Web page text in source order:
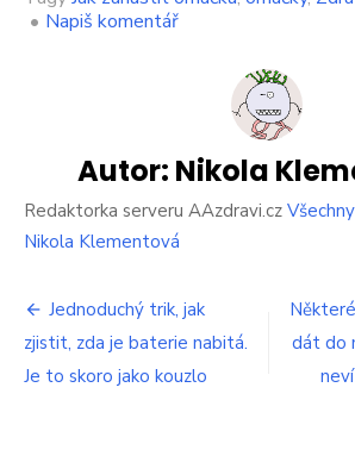
• Napiš komentářon
naučila
pořádně
zahustit
omáčku.
Trvalo
mi
teď
to
všechno
Autor: Nikola
Redaktorka serveru AAzdravi.cz
Nikola Klementová
Navigace
pro
příspěvek
Jednoduchý trik, jak
zjistit, zda je baterie nabitá.
Je to skoro jako kouzlo
dát do